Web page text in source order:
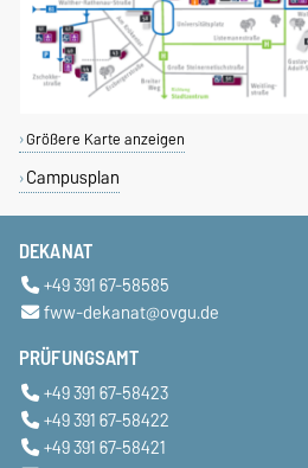
Größere Karte anzeigen
Campusplan
DEKANAT
+49 391 67-58585
fww-dekanat@ovgu.de
PRÜFUNGSAMT
+49 391 67-58423
+49 391 67-58422
+49 391 67-58421